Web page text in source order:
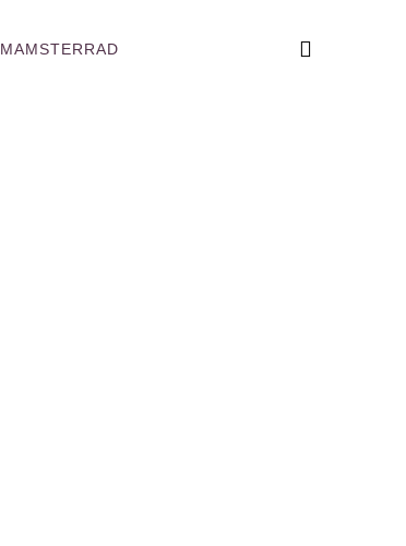
MAMSTERRAD